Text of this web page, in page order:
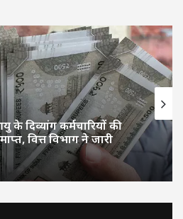
दिव्यांग कर्मचारियों की
वित्त विभाग ने जारी